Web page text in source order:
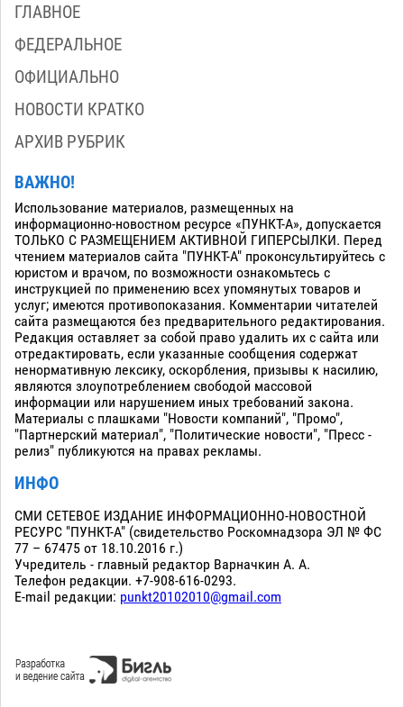
ГЛАВНОЕ
ФЕДЕРАЛЬНОЕ
ОФИЦИАЛЬНО
НОВОСТИ КРАТКО
АРХИВ РУБРИК
ВАЖНО!
Использование материалов, размещенных на
информационно-новостном ресурсе «ПУНКТ-А», допускается
ТОЛЬКО С РАЗМЕЩЕНИЕМ АКТИВНОЙ ГИПЕРСЫЛКИ. Перед
чтением материалов сайта "ПУНКТ-А" проконсультируйтесь с
юристом и врачом, по возможности ознакомьтесь с
инструкцией по применению всех упомянутых товаров и
услуг; имеются противопоказания. Комментарии читателей
сайта размещаются без предварительного редактирования.
Редакция оставляет за собой право удалить их с сайта или
отредактировать, если указанные сообщения содержат
ненормативную лексику, оскорбления, призывы к насилию,
являются злоупотреблением свободой массовой
информации или нарушением иных требований закона.
Материалы с плашками "Новости компаний", "Промо",
"Партнерский материал", "Политические новости", "Пресс -
релиз" публикуются на правах рекламы.
ИНФО
СМИ СЕТЕВОЕ ИЗДАНИЕ ИНФОРМАЦИОННО-НОВОСТНОЙ
РЕСУРС "ПУНКТ-А" (свидетельство Роскомнадзора ЭЛ № ФС
77 – 67475 от 18.10.2016 г.)
Учредитель - главный редактор Варначкин А. А.
Телефон редакции. +7-908-616-0293.
E-mail редакции: punkt20102010@gmail.com